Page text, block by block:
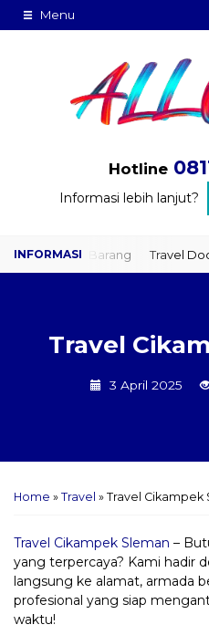
Menu
Hotline
Informasi lebih lanjut?
Barang Travel Door to Door
Travel
3 April 2025
Home » Travel » Travel Cikampek
Travel Cikampek Sleman –
yang terpercaya? Kami hadir
langsung ke alamat, armada
profesional yang siap
waktu!